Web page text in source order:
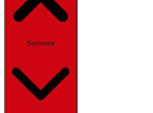
Sortiment